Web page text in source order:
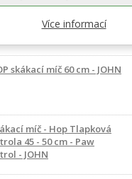
míč - Hop Stitch 45 -
skákací míč 60 cm - JOHN
míč - Hop Tlapková
45 - 50 cm - Paw
- JOHN
Více informací